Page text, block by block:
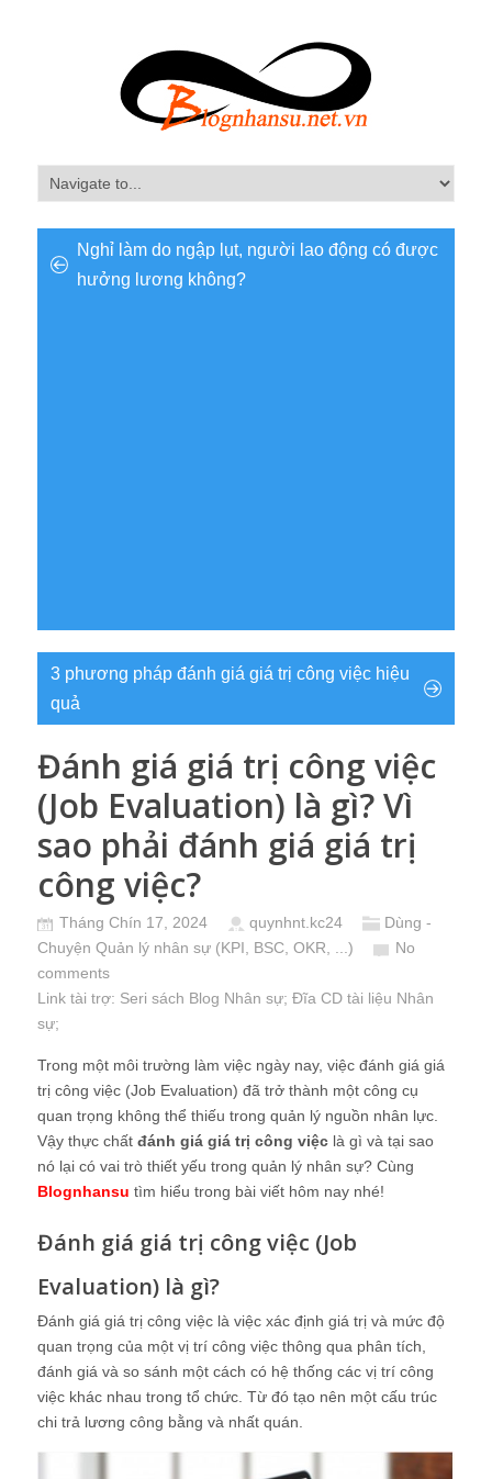
Nghỉ làm do ngập lụt, người lao động có được
hưởng lương không?
3 phương pháp đánh giá giá trị công việc hiệu
quả
Đánh giá giá trị công việc
(Job Evaluation) là gì? Vì
sao phải đánh giá giá trị
công việc?
Tháng Chín 17, 2024 quynhnt.kc24
Dùng -
Chuyện Quản lý nhân sự (KPI, BSC, OKR, ...)
No
comments
Link tài trợ: Seri sách Blog Nhân sự; Đĩa CD tài liệu Nhân
sự;
Trong một môi trường làm việc ngày nay, việc đánh giá giá
trị công việc (Job Evaluation) đã trở thành một công cụ
quan trọng không thể thiếu trong quản lý nguồn nhân lực.
Vậy thực chất đánh giá giá trị công việc là gì và tại sao
nó lại có vai trò thiết yếu trong quản lý nhân sự? Cùng
Blognhansu tìm hiểu trong bài viết hôm nay nhé!
Đánh giá giá trị công việc (Job
Evaluation) là gì?
Đánh giá giá trị công việc là việc xác định giá trị và mức độ
quan trọng của một vị trí công việc thông qua phân tích,
đánh giá và so sánh một cách có hệ thống các vị trí công
việc khác nhau trong tổ chức. Từ đó tạo nên một cấu trúc
chi trả lương công bằng và nhất quán.